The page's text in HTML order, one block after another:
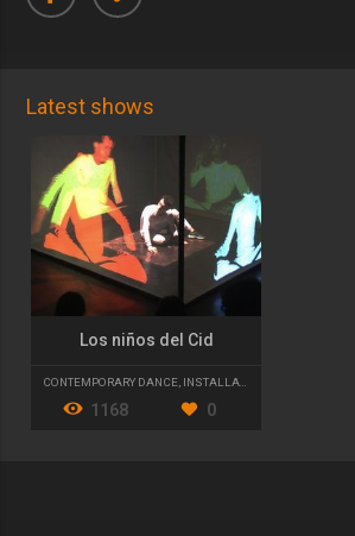
Latest shows
Los niños del Cid
CONTEMPORARY DANCE, INSTALLATION ART
1168 0